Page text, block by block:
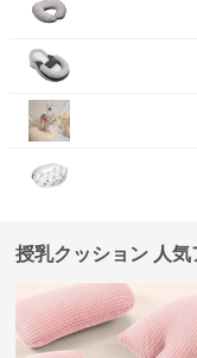
授乳クッション 人気